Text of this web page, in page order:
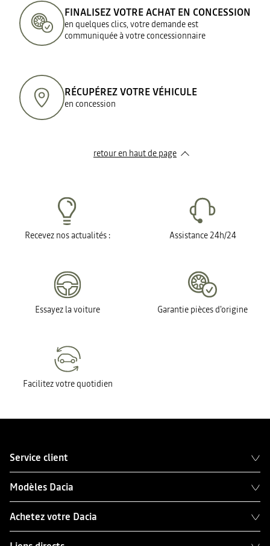
FINALISEZ VOTRE ACHAT EN CONCESSION
en quelques clics, votre demande est
communiquée à votre concessionnaire
RÉCUPÉREZ VOTRE VÉHICULE
en concession
retour en haut de page​
Recevez nos actualités : Assistance 24h/24
Essayez la voiture Garantie pièces d'origine
Facilitez votre quotidien
Service client
Modèles Dacia
Achetez votre Dacia